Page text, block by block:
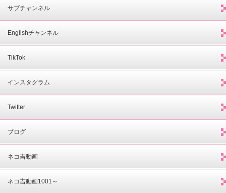
サブチャンネル
Englishチャンネル
TikTok
インスタグラム
Twitter
ブログ
ネコ吉動画
ネコ吉動画1001～